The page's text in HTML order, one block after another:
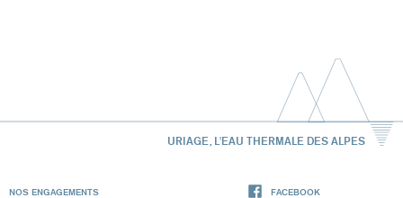
URIAGE, L'EAU THERMALE DES ALPES
NOS ENGAGEMENTS FACEBOOK